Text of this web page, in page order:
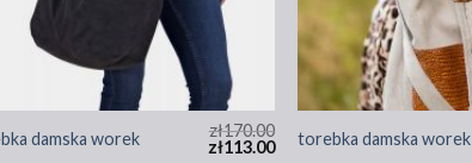
damska worek zł170.00
zł113.00 torebka damska worek